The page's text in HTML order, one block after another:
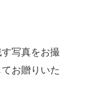
写真をお撮
お贈りいた